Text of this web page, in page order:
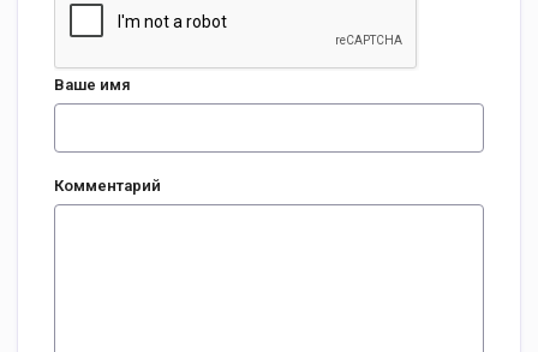
Ваше имя
Комментарий